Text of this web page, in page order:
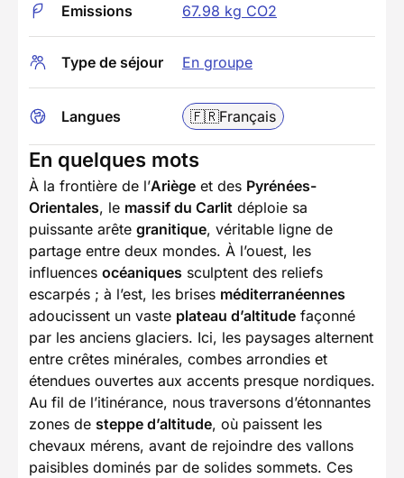
Emissions 67.98 kg CO2
Type de séjour En groupe
Langues 🇫🇷Français
En quelques mots
À la frontière de l’Ariège et des Pyrénées-
Orientales, le massif du Carlit déploie sa
puissante arête granitique, véritable ligne de
partage entre deux mondes. À l’ouest, les
influences océaniques sculptent des reliefs
escarpés ; à l’est, les brises méditerranéennes
adoucissent un vaste plateau d’altitude façonné
par les anciens glaciers. Ici, les paysages alternent
entre crêtes minérales, combes arrondies et
étendues ouvertes aux accents presque nordiques.
Au fil de l’itinérance, nous traversons d’étonnantes
zones de steppe d’altitude, où paissent les
chevaux mérens, avant de rejoindre des vallons
paisibles dominés par de solides sommets. Ces